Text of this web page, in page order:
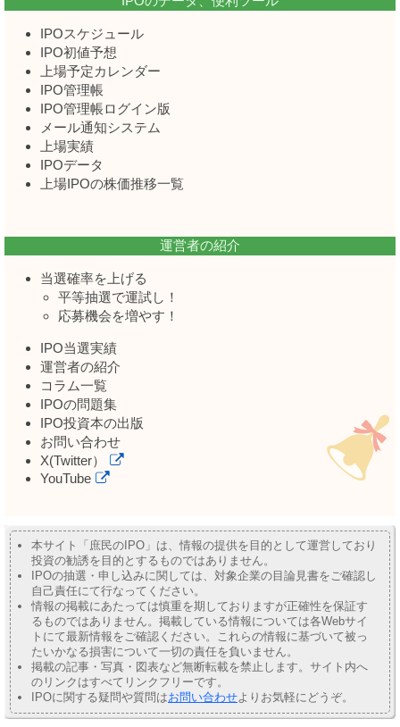
IPOスケジュール
IPO初値予想
上場予定カレンダー
IPO管理帳
IPO管理帳ログイン版
メール通知システム
上場実績
IPOデータ
上場IPOの株価推移一覧
運営者の紹介
当選確率を上げる
平等抽選で運試し！
応募機会を増やす！
IPO当選実績
運営者の紹介
コラム一覧
IPOの問題集
IPO投資本の出版
お問い合わせ
X(Twitter）
YouTube
本サイト「庶民のIPO」は、情報の提供を目的として運営しており
投資の勧誘を目的とするものではありません。
IPOの抽選・申し込みに関しては、対象企業の目論見書をご確認し
自己責任にて行なってください。
情報の掲載にあたっては慎重を期しておりますが正確性を保証す
るものではありません。掲載している情報については各Webサイ
トにて最新情報をご確認ください。これらの情報に基づいて被っ
たいかなる損害について一切の責任を負いません。
掲載の記事・写真・図表など無断転載を禁止します。サイト内へ
のリンクはすべてリンクフリーです。
IPOに関する疑問や質問はお問い合わせよりお気軽にどうぞ。